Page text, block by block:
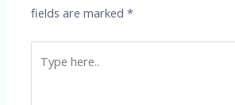
fields are marked*
here..